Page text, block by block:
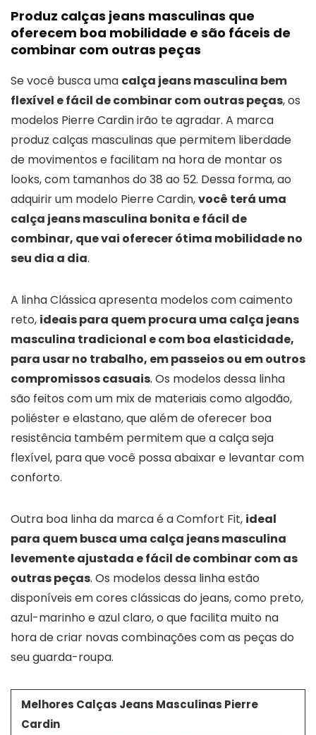
Produz calças jeans masculinas que
oferecem boa mobilidade e são fáceis de
combinar com outras peças
Se você busca uma calça jeans masculina bem
flexível e fácil de combinar com outras peças, os
modelos Pierre Cardin irão te agradar. A marca
produz calças masculinas que permitem liberdade
de movimentos e facilitam na hora de montar os
looks, com tamanhos do 38 ao 52. Dessa forma, ao
adquirir um modelo Pierre Cardin,você terá uma
calça jeans masculina bonita e fácil de
combinar, que vai oferecer ótima mobilidade no
seu dia a dia.
A linha Clássica apresenta modelos com caimento
reto, ideais para quem procura uma calça jeans
masculina tradicional e com boa elasticidade,
para usar no trabalho, em passeios ou em outros
compromissos casuais. Os modelos dessa linha
são feitos com um mix de materiais como algodão,
poliéster e elastano, que além de oferecer boa
resistência também permitem que a calça seja
flexível, para que você possa abaixar e levantar com
conforto.
Outra boa linha da marca é a Comfort Fit, ideal
para quem busca uma calça jeans masculina
levemente ajustada e fácil de combinar com as
outras peças. Os modelos dessa linha estão
disponíveis em cores clássicas do jeans, como preto,
azul-marinho e azul claro, o que facilita muito na
hora de criar novas combinações com as peças do
seu guarda-roupa.
Melhores Calças Jeans Masculinas Pierre
Cardin